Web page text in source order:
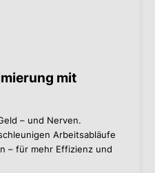
mit
– und Nerven.
Arbeitsabläufe
– für mehr Effizienz und
zur Optimierung
as Code für
Sie mehr wissen wollen.
Christoph Herdlitschka